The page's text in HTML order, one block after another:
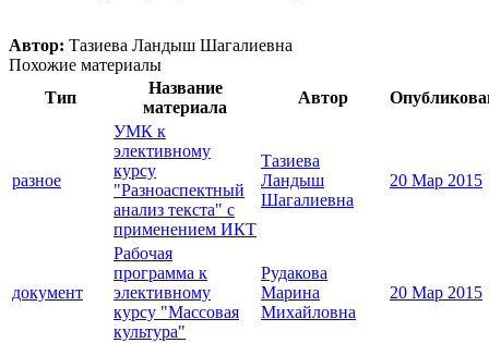
Автор: Тазиева Ландыш Шагалиевна
Похожие материалы
Тип
Название
материала
Автор
разное
УМК к
элективному
курсу
"Разноаспектный
анализ текста" с
применением ИКТ
Тазиева
Ландыш
Шагалиевна
20 Мар 2015
документ
Рабочая
программа к
элективному
курсу "Массовая
культура"
Рудакова
Марина
Михайловна
20 Мар 2015